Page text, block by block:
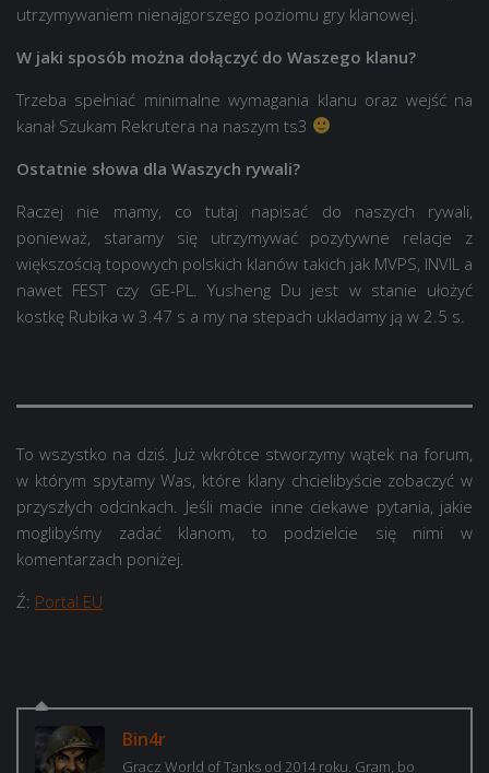
utrzymywaniem nienajgorszego poziomu gry klanowej.
W jaki sposób można dołączyć do Waszego klanu?
Trzeba spełniać minimalne wymagania klanu oraz wejść na
kanał Szukam Rekrutera na naszym ts3
Ostatnie słowa dla Waszych rywali?
Raczej nie mamy, co tutaj napisać do naszych rywali,
ponieważ, staramy się utrzymywać pozytywne relacje z
większością topowych polskich klanów takich jak MVPS, INVIL a
nawet FEST czy GE-PL. Yusheng Du jest w stanie ułożyć
kostkę Rubika w 3.47 s a my na stepach układamy ją w 2.5 s.
To wszystko na dziś. Już wkrótce stworzymy wątek na forum,
w którym spytamy Was, które klany chcielibyście zobaczyć w
przyszłych odcinkach. Jeśli macie inne ciekawe pytania, jakie
moglibyśmy zadać klanom, to podzielcie się nimi w
komentarzach poniżej.
Ź: Portal EU
Bin4r
Gracz World of Tanks od 2014 roku. Gram, bo